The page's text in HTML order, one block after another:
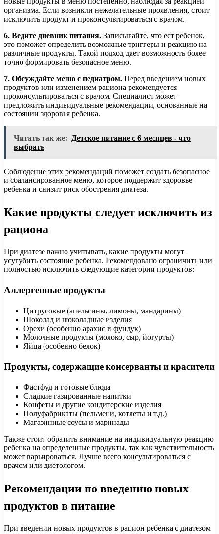
организма. Если возникли нежелательные проявления, стоит
исключить продукт и проконсультироваться с врачом.
6. Ведите дневник питания. Записывайте, что ест ребенок,
это поможет определить возможные триггеры и реакцию на
различные продукты. Такой подход дает возможность более
точно формировать безопасное меню.
7. Обсуждайте меню с педиатром. Перед введением новых
продуктов или изменением рациона рекомендуется
проконсультироваться с врачом. Специалист может
предложить индивидуальные рекомендации, основанные на
состоянии здоровья ребенка.
Читать так же:
Детское питание с 6 месяцев - что
выбрать
Соблюдение этих рекомендаций поможет создать безопасное
и сбалансированное меню, которое поддержит здоровье
ребенка и снизит риск обострения диатеза.
Какие продукты следует исключить из
рациона
При диатезе важно учитывать, какие продукты могут
усугубить состояние ребенка. Рекомендовано ограничить или
полностью исключить следующие категории продуктов:
Аллергенные продукты
Цитрусовые (апельсины, лимоны, мандарины)
Шоколад и шоколадные изделия
Орехи (особенно арахис и фундук)
Молочные продукты (молоко, сыр, йогурты)
Яйца (особенно белок)
Продукты, содержащие консерванты и красители
Фастфуд и готовые блюда
Сладкие газированные напитки
Конфеты и другие кондитерские изделия
Полуфабрикаты (пельмени, котлеты и т.д.)
Магазинные соусы и маринады
Также стоит обратить внимание на индивидуальную реакцию
ребенка на определенные продукты, так как чувствительность
может варьироваться. Лучше всего консультироваться с
врачом или диетологом.
Рекомендации по введению новых
продуктов в питание
При введении новых продуктов в рацион ребенка с диатезом